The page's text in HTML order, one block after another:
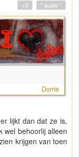
" quote "
+0
Dorrie
lijkt dan dat ze is,
wel behoorlij alleen
krijgen van toen